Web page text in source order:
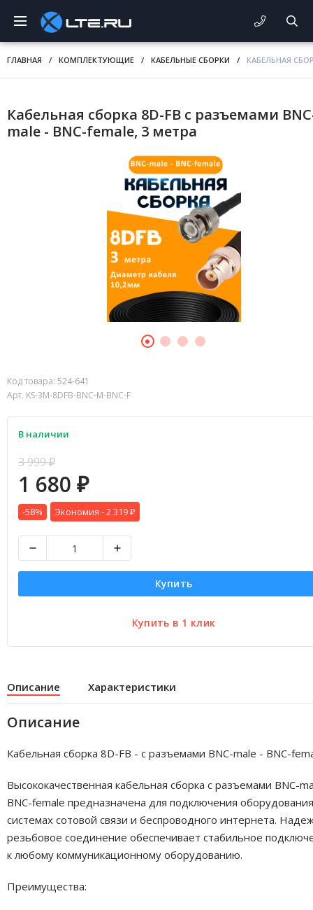
ГЛАВНАЯ / КОМПЛЕКТУЮЩИЕ / КАБЕЛЬНЫЕ СБОРКИ / КАБЕЛЬНАЯ
Кабельная сборка 8D-FB с разъемами
male - BNC-female, 3 метра
Код товара: 524-641
Арт. KS-3M-8DFB-BNC-M-BNC-F
В наличии
3 999₽
1 680 ₽
-58% Экономия -2 319 ₽
Купить
Описание Характеристики
Описание
Кабельная сборка 8D-FB - с разъемами BNC-male - BNC-
Высококачественная кабельная сборка с разъемами BNC-
BNC-female предназначена для подключения
системах сотовой связи и беспроводного интернета.
резьбовое соединение обеспечивает стабильное
к любому коммуникационному оборудованию.
Преимущества: